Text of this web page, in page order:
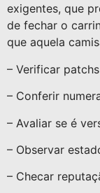
exigentes, que
de fechar o
que aquela
– Verificar
– Conferir
– Avaliar se é
– Observar
– Checar